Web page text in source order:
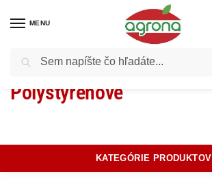
MENU
Domov Pieta, Vianoce, Umelé kvety / Polystyrénové
Polystyrénové
KATEGÓRIE PRODUKTOV